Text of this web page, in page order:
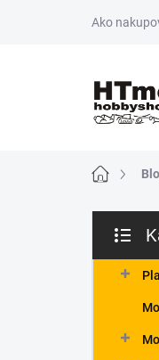
Ako
Domov
č